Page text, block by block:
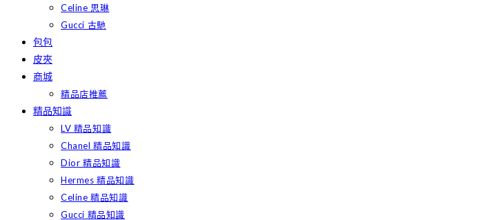
Celine 思琳
Gucci 古馳
包包
皮夾
商城
精品店推薦
精品知識
LV 精品知識
Chanel 精品知識
Dior 精品知識
Hermes 精品知識
Celine 精品知識
Gucci 精品知識